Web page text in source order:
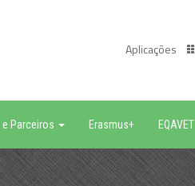
Aplicações
Parceiros Erasmus+ EQAVET